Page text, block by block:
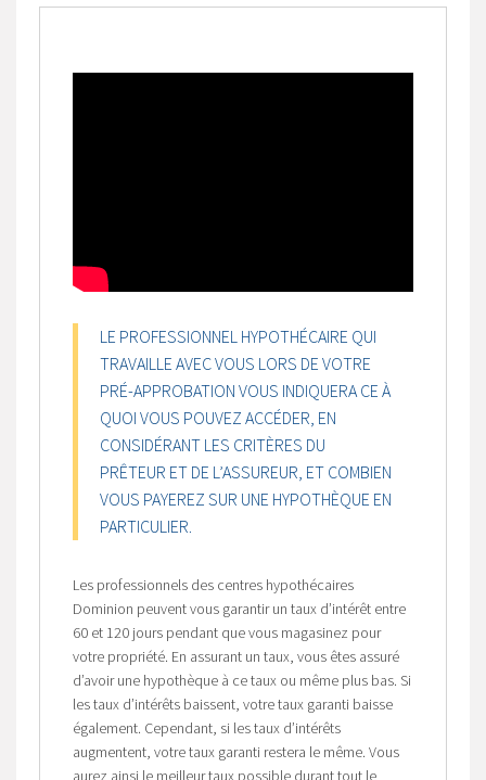
LE PROFESSIONNEL HYPOTHÉCAIRE QUI
TRAVAILLE AVEC VOUS LORS DE VOTRE
PRÉ-APPROBATION VOUS INDIQUERA CE À
QUOI VOUS POUVEZ ACCÉDER, EN
CONSIDÉRANT LES CRITÈRES DU
PRÊTEUR ET DE L’ASSUREUR, ET COMBIEN
VOUS PAYEREZ SUR UNE HYPOTHÈQUE EN
PARTICULIER.
Les professionnels des centres hypothécaires
Dominion peuvent vous garantir un taux d’intérêt entre
60 et 120 jours pendant que vous magasinez pour
votre propriété. En assurant un taux, vous êtes assuré
d’avoir une hypothèque à ce taux ou même plus bas. Si
les taux d’intérêts baissent, votre taux garanti baisse
également. Cependant, si les taux d’intérêts
augmentent, votre taux garanti restera le même. Vous
aurez ainsi le meilleur taux possible durant tout le